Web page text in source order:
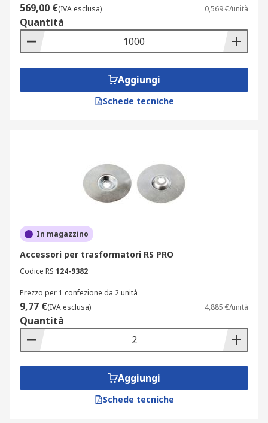
569,00 €(IVA esclusa) 0,569 €/unità
Quantità
Aggiungi
Schede tecniche
In magazzino
Accessori per trasformatori RS PRO
Codice RS 124-9382
Prezzo per 1 confezione da 2 unità
9,77 €(IVA esclusa) 4,885 €/unità
Quantità
Aggiungi
Schede tecniche